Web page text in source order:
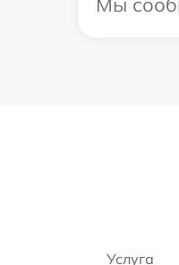
Услуга